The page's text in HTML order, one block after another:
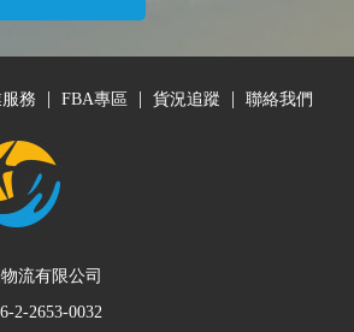
務 | FBA專區 | 貨況追蹤 | 聯絡我們
流有限公司
2-2653-0032